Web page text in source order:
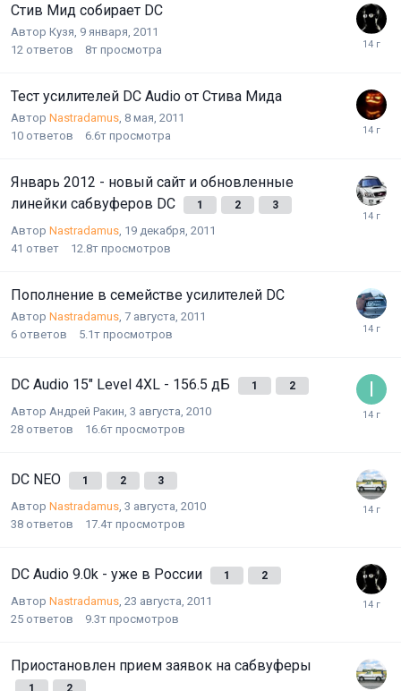
Стив Мид собирает DC
Автор Кузя 9 января, 2011
12 ответов 8т просмотра
Тест усилителей DC Audio от Стива Мида
Автор Nastradamus 8 мая, 2011
10 ответов 6.6т просмотра
Январь 2012 - новый сайт и обновленные
линейки сабвуферов DC
1 2 3
Автор Nastradamus 19 декабря, 2011
41 ответ 12.8т просмотров
Пополнение в семействе усилителей DC
Автор Nastradamus 7 августа, 2011
6 ответов 5.1т просмотров
DC Audio 15" Level 4XL - 156.5 дБ 1 2
Автор Андрей Ракин 3 августа, 2010
28 ответов 16.6т просмотров
DC NEO 1 2 3
Автор Nastradamus 3 августа, 2010
38 ответов 17.4т просмотров
DC Audio 9.0k - уже в России 1 2
Автор Nastradamus 23 августа, 2011
25 ответов 9.3т просмотров
Приостановлен прием заявок на сабвуферы
1 2